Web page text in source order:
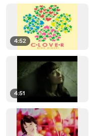
4:52
4:51